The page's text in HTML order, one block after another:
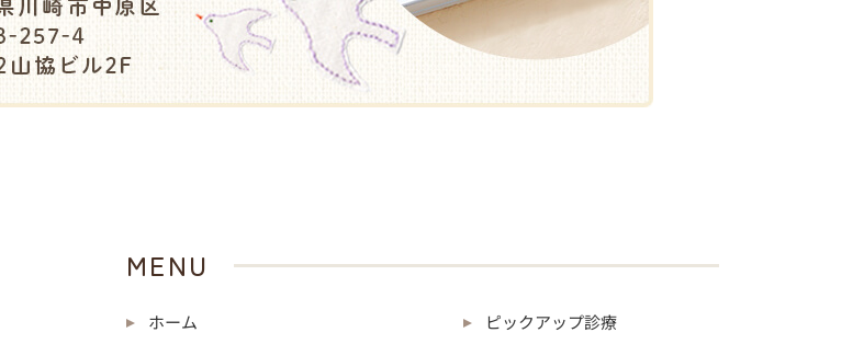
MENU
ホーム
ピックアップ診療